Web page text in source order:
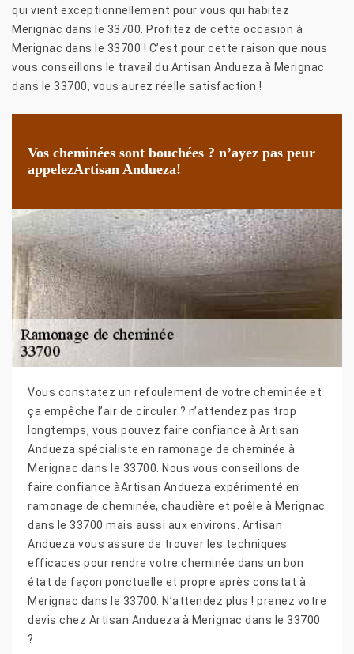
qui vient exceptionnellement pour vous qui habitez
Merignac dans le 33700. Profitez de cette occasion à
Merignac dans le 33700 ! C’est pour cette raison que nous
vous conseillons le travail du Artisan Andueza à Merignac
dans le 33700, vous aurez réelle satisfaction !
Vos cheminées sont bouchées ? n’ayez pas peur
appelezArtisan Andueza!
Vous constatez un refoulement de votre cheminée et
ça empêche l’air de circuler ? n’attendez pas trop
longtemps, vous pouvez faire confiance à Artisan
Andueza spécialiste en ramonage de cheminée à
Merignac dans le 33700. Nous vous conseillons de
faire confiance àArtisan Andueza expérimenté en
ramonage de cheminée, chaudière et poêle à Merignac
dans le 33700 mais aussi aux environs. Artisan
Andueza vous assure de trouver les techniques
efficaces pour rendre votre cheminée dans un bon
état de façon ponctuelle et propre après constat à
Merignac dans le 33700. N’attendez plus ! prenez votre
devis chez Artisan Andueza à Merignac dans le 33700
?